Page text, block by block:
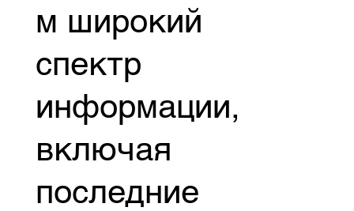
м широкий
спектр
информации,
включая
последние